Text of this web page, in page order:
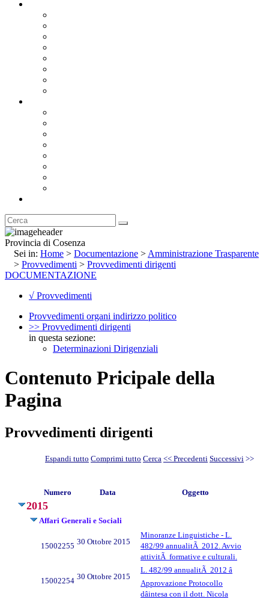
Provincia di Cosenza
Sei in: Home > Documentazione > Amministrazione Trasparente
> Provvedimenti > Provvedimenti dirigenti
DOCUMENTAZIONE
√ Provvedimenti
Provvedimenti organi indirizzo politico
>> Provvedimenti dirigenti
in questa sezione:
Determinazioni Dirigenziali
Contenuto Pricipale della
Pagina
Provvedimenti dirigenti
Espandi tutto Comprimi tutto Cerca << Precedenti Successivi >>
Numero Data Oggetto
2015
Affari Generali e Sociali
15002255 30 Ottobre 2015
Minoranze Linguistiche - L.
482/99 annualitÃ 2012. Avvio
attivitÃ formative e culturali.
15002254 30 Ottobre 2015
L. 482/99 annualitÃ 2012 â
Approvazione Protocollo
dâintesa con il dott. Nicola